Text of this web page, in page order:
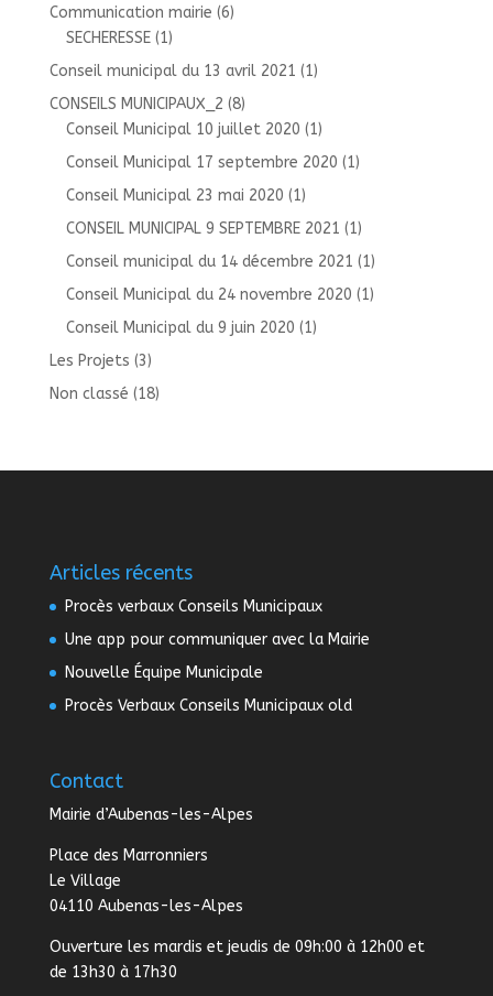
Communication mairie (6)
SECHERESSE(1)
Conseil municipal du 13 avril 2021 (1)
CONSEILS MUNICIPAUX_2 (8)
Conseil Municipal 10 juillet 2020 (1)
Conseil Municipal 17 septembre 2020 (1)
Conseil Municipal 23 mai 2020 (1)
CONSEIL MUNICIPAL 9 SEPTEMBRE 2021 (1)
Conseil municipal du 14 décembre 2021 (1)
Conseil Municipal du 24 novembre 2020 (1)
Conseil Municipal du 9 juin 2020 (1)
Les Projets (3)
Non classé (18)
Articles récents
Procès verbaux Conseils Municipaux
Une app pour communiquer avec la Mairie
Nouvelle Équipe Municipale
Procès Verbaux Conseils Municipaux old
Contact
Mairie d’Aubenas-les-Alpes
Place des Marronniers
Le Village
04110 Aubenas-les-Alpes
Ouverture les mardis et jeudis de 09h:00 à 12h00 et
de 13h30 à 17h30